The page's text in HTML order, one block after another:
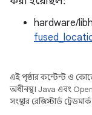
hardware/
এই পৃষ্ঠার কন্টেন্ট ও
অধীনস্থ। Java এবং
সংস্থার রেজিস্টার্ড